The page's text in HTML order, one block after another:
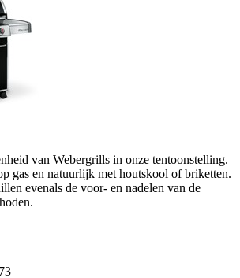
van Webergrills in onze tentoonstelling.
gas en natuurlijk met houtskool of briketten.
evenals de voor- en nadelen van de